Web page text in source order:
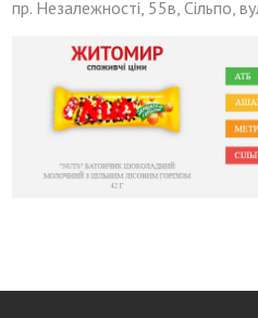
пр. Незалежності, 55в, Сільпо,